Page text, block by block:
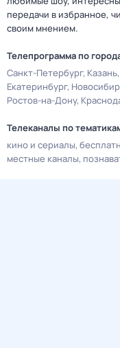
передачи в избранное,
своим мнением.
Телепрограмма по
Санкт-Петербург Казань
Екатеринбург
Ростов-на-Дону
Телеканалы по
кино и сериалы
местные каналы